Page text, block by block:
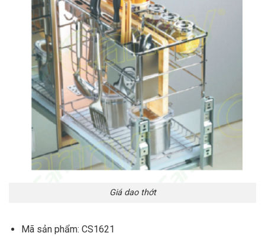
Giá dao thớt
Mã sản phẩm: CS1621